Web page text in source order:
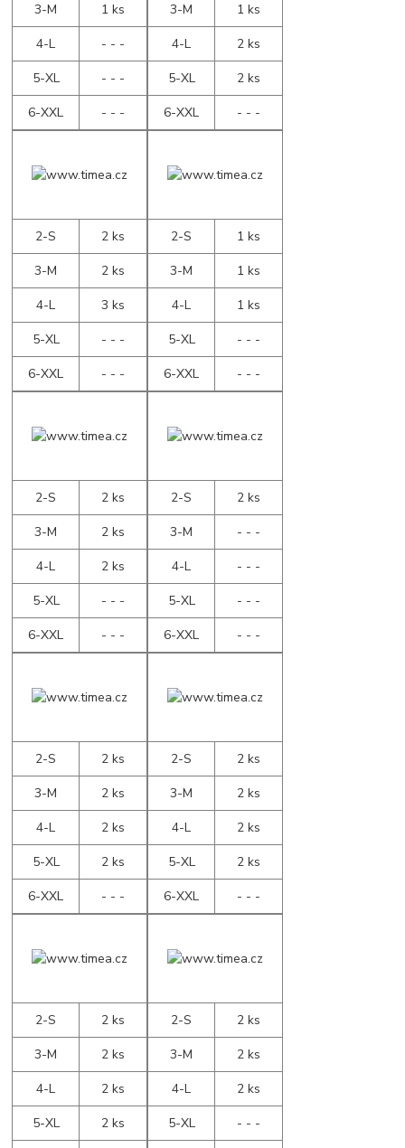
3-M
1 ks
4-L
- - -
5-XL
- - -
6-XXL
- - -
3-M
1 ks
4-L
2 ks
5-XL
2 ks
6-XXL
- - -
2-S
2 ks
3-M
2 ks
4-L
3 ks
5-XL
- - -
6-XXL
- - -
2-S
1 ks
3-M
1 ks
4-L
1 ks
5-XL
- - -
6-XXL
- - -
2-S
2 ks
3-M
2 ks
4-L
2 ks
5-XL
- - -
6-XXL
- - -
2-S
2 ks
3-M
- - -
4-L
- - -
5-XL
- - -
6-XXL
- - -
2-S
2 ks
3-M
2 ks
4-L
2 ks
5-XL
2 ks
6-XXL
- - -
2-S
2 ks
3-M
2 ks
4-L
2 ks
5-XL
2 ks
6-XXL
- - -
2-S
2 ks
3-M
2 ks
4-L
2 ks
5-XL
2 ks
2-S
2 ks
3-M
2 ks
4-L
2 ks
5-XL
- - -